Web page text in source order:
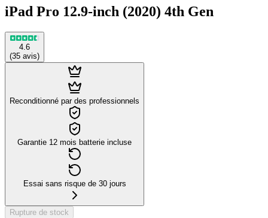
iPad Pro 12.9-inch (2020) 4th Gen
4.6
(35 avis)
Reconditionné par des professionnels
Garantie 12 mois batterie incluse
Essai sans risque de 30 jours
Rupture de stock